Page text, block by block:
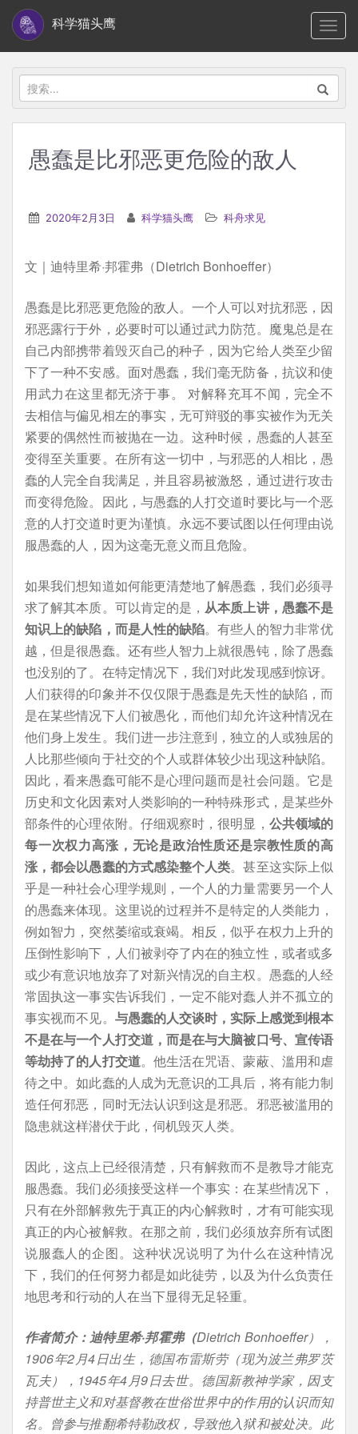
i
科学猫头鹰
搜
索：
愚蠢是比邪恶更危险的敌人
2020年2月3日 科学猫头鹰 科舟求见
文｜迪特里希·邦霍弗（Dietrich Bonhoeffer）
愚蠢是比邪恶更危险的敌人。一个人可以对抗邪恶，因
邪恶露行于外，必要时可以通过武力防范。魔鬼总是在
自己内部携带着毁灭自己的种子，因为它给人类至少留
下了一种不安感。面对愚蠢，我们毫无防备，抗议和使
用武力在这里都无济于事。 对解释充耳不闻，完全不
去相信与偏见相左的事实，无可辩驳的事实被作为无关
紧要的偶然性而被抛在一边。这种时候，愚蠢的人甚至
变得至关重要。在所有这一切中，与邪恶的人相比，愚
蠢的人完全自我满足，并且容易被激怒，通过进行攻击
而变得危险。因此，与愚蠢的人打交道时要比与一个恶
意的人打交道时更为谨慎。永远不要试图以任何理由说
服愚蠢的人，因为这毫无意义而且危险。
如果我们想知道如何能更清楚地了解愚蠢，我们必须寻
求了解其本质。可以肯定的是， 从本质上讲，愚蠢不是
知识上的缺陷，而是人性的缺陷。有些人的智力非常优
越，但是很愚蠢。还有些人智力上就很愚钝，除了愚蠢
也没别的了。在特定情况下，我们对此发现感到惊讶。
人们获得的印象并不仅仅限于愚蠢是先天性的缺陷，而
是在某些情况下人们被愚化，而他们却允许这种情况在
他们身上发生。我们进一步注意到，独立的人或独居的
人比那些倾向于社交的个人或群体较少出现这种缺陷。
因此，看来愚蠢可能不是心理问题而是社会问题。它是
历史和文化因素对人类影响的一种特殊形式，是某些外
部条件的心理依附。仔细观察时，很明显， 公共领域的
每一次权力高涨，无论是政治性质还是宗教性质的高
涨，都会以愚蠢的方式感染整个人类。甚至这实际上似
乎是一种社会心理学规则，一个人的力量需要另一个人
的愚蠢来体现。这里说的过程并不是特定的人类能力，
例如智力，突然萎缩或衰竭。相反，似乎在权力上升的
压倒性影响下，人们被剥夺了内在的独立性，或者或多
或少有意识地放弃了对新兴情况的自主权。愚蠢的人经
常固执这一事实告诉我们，一定不能对蠢人并不孤立的
事实视而不见。 与愚蠢的人交谈时，实际上感觉到根本
不是在与一个人打交道，而是在与大脑被口号、宣传语
等劫持了的人打交道。他生活在咒语、蒙蔽、滥用和虐
待之中。如此蠢的人成为无意识的工具后，将有能力制
造任何邪恶，同时无法认识到这是邪恶。邪恶被滥用的
隐患就这样潜伏于此，伺机毁灭人类。
因此，这点上已经很清楚，只有解救而不是教导才能克
服愚蠢。我们必须接受这样一个事实：在某些情况下，
只有在外部解救先于真正的内心解救时，才有可能实现
真正的内心被解救。在那之前，我们必须放弃所有试图
说服蠢人的企图。这种状况说明了为什么在这种情况
下，我们的任何努力都是如此徒劳，以及为什么负责任
地思考和行动的人在当下显得无足轻重。
作者简介：迪特里希·邦霍弗（Dietrich Bonhoeffer），
1906年2月4日出生，德国布雷斯劳（现为波兰弗罗茨
瓦夫），1945年4月9日去世。德国新教神学家，因支
持普世主义和对基督教在世俗世界中的作用的认识而知
名。曾参与推翻希特勒政权，导致他入狱和被处决。此